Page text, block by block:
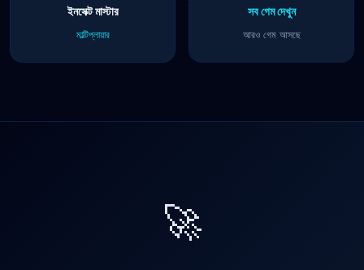
ইনসেক্ট মাস্টার
মাল্টিপ্লায়ার
সব গেম দেখুন
আরও গেম আসছে
🚀